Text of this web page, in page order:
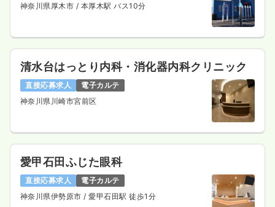
神奈川県厚木市 / 本厚木駅 バス10分
清水台はっとり内科・消化器内科クリニック
直接応募求人
電子カルテ
神奈川県川崎市宮前区
愛甲石田ふじた眼科
直接応募求人
電子カルテ
神奈川県伊勢原市/ 愛甲石田駅 徒歩1分